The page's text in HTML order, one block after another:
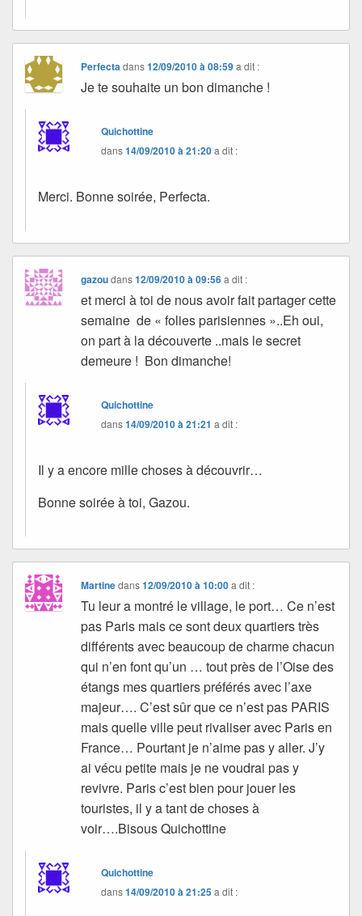
Perfectadans12/09/2010 à 08:59 a dit :
Je te souhaite un bon dimanche !
Quichottine
dans14/09/2010 à 21:20a dit :
Merci. Bonne soirée, Perfecta.
gazoudans12/09/2010 à 09:56 a dit :
et merci à toi de nous avoir fait partager cette
semaine de « folies parisiennes »..Eh oui,
on part à la découverte ..mais le secret
demeure ! Bon dimanche!
Quichottine
dans14/09/2010 à 21:21 a dit :
Il y a encore mille choses à découvrir…
Bonne soirée à toi, Gazou.
Martinedans12/09/2010 à 10:00 a dit :
Tu leur a montré le village, le port… Ce n’est
pas Paris mais ce sont deux quartiers très
différents avec beaucoup de charme chacun
qui n’en font qu’un … tout près de l’Oise des
étangs mes quartiers préférés avec l’axe
majeur…. C’est sûr que ce n’est pas PARIS
mais quelle ville peut rivaliser avec Paris en
France… Pourtant je n’aime pas y aller. J’y
ai vécu petite mais je ne voudrai pas y
revivre. Paris c’est bien pour jouer les
touristes, il y a tant de choses à
voir….Bisous Quichottine
Quichottine
dans14/09/2010 à 21:25a dit :